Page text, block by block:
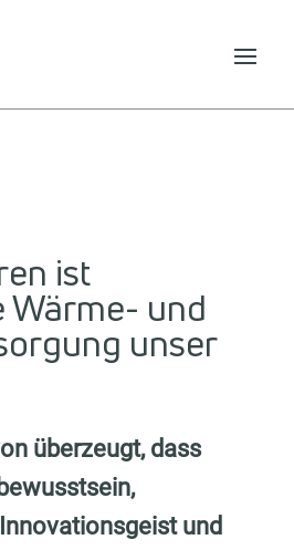
ist
und
unser
überzeugt, dass
und